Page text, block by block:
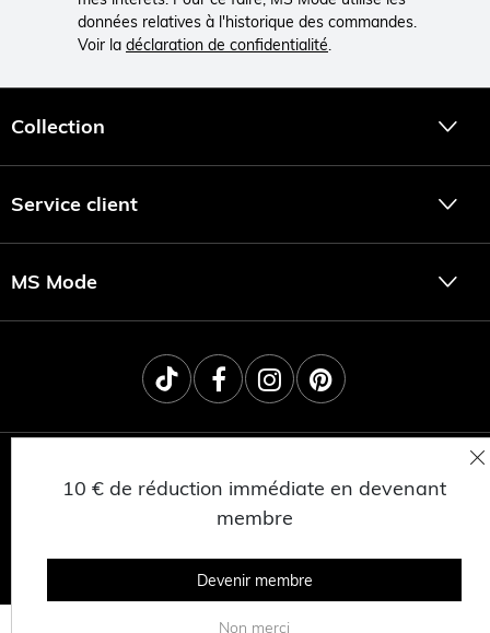
données relatives à l'historique des commandes.
Voir la déclaration de confidentialité.
Collection
Service client
MS Mode
© 2025 MSNL BV
CONFIDENTIALITÉ
CONDITIONS GÉNÉRALES
TRAVAILLER CHEZ MS MODE
10 € de réduction immédiate en devenant
membre
Devenir membre
Non merci